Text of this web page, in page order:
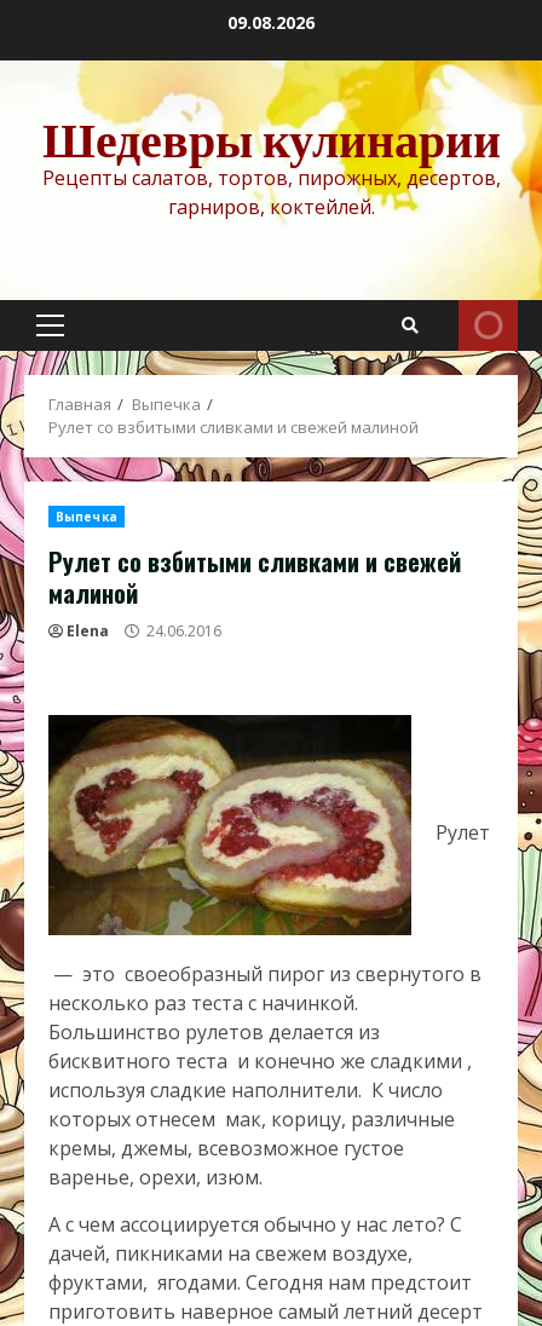
содержимому
09.08.2026
Шедевры кулинарии
Рецепты салатов, тортов, пирожных, десертов,
гарниров, коктейлей.
Основное
меню
Главная
Выпечка
Рулет со взбитыми сливками и свежей малиной
Выпечка
Рулет со взбитыми сливками и свежей
малиной
Elena 24.06.2016
Рулет
— это своеобразный пирог из свернутого в
несколько раз теста с начинкой.
Большинство рулетов делается из
бисквитного теста и конечно же сладкими ,
используя сладкие наполнители. К число
которых отнесем мак, корицу, различные
кремы, джемы, всевозможное густое
варенье, орехи, изюм.
А с чем ассоциируется обычно у нас лето? С
дачей, пикниками на свежем воздухе,
фруктами, ягодами. Сегодня нам предстоит
приготовить наверное самый летний десерт